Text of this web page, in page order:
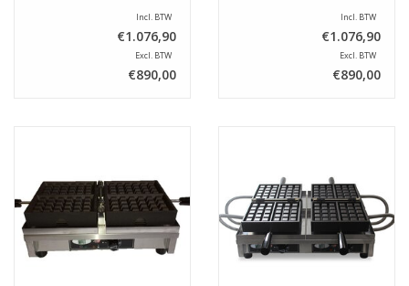
Incl. BTW
€1.076,90
Excl. BTW
€890,00
Incl. BTW
€1.076,90
Excl. BTW
€890,00